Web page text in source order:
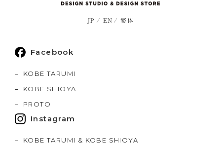
JP EN 繁体
Facebook
KOBE TARUMI
KOBE SHIOYA
PROTO
Instagram
KOBE TARUMI & KOBE SHIOYA